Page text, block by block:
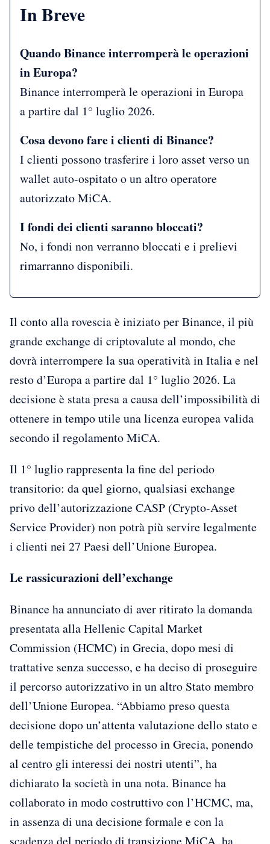
In Breve
Quando Binance interromperà le operazioni
in Europa?
Binance interromperà le operazioni in Europa
a partire dal 1° luglio 2026.
Cosa devono fare i clienti di Binance?
I clienti possono trasferire i loro asset verso un
wallet auto-ospitato o un altro operatore
autorizzato MiCA.
I fondi dei clienti saranno bloccati?
No, i fondi non verranno bloccati e i prelievi
rimarranno disponibili.
Il conto alla rovescia è iniziato per Binance, il più
grande exchange di criptovalute al mondo, che
dovrà interrompere la sua operatività in Italia e nel
resto d’Europa a partire dal 1° luglio 2026. La
decisione è stata presa a causa dell’impossibilità di
ottenere in tempo utile una licenza europea valida
secondo il regolamento MiCA.
Il 1° luglio rappresenta la fine del periodo
transitorio: da quel giorno, qualsiasi exchange
privo dell’autorizzazione CASP (Crypto-Asset
Service Provider) non potrà più servire legalmente
i clienti nei 27 Paesi dell’Unione Europea.
Le rassicurazioni dell’exchange
Binance ha annunciato di aver ritirato la domanda
presentata alla Hellenic Capital Market
Commission (HCMC) in Grecia, dopo mesi di
trattative senza successo, e ha deciso di proseguire
il percorso autorizzativo in un altro Stato membro
dell’Unione Europea. “Abbiamo preso questa
decisione dopo un’attenta valutazione dello stato e
delle tempistiche del processo in Grecia, ponendo
al centro gli interessi dei nostri utenti”, ha
dichiarato la società in una nota. Binance ha
collaborato in modo costruttivo con l’HCMC, ma,
in assenza di una decisione formale e con la
scadenza del periodo di transizione MiCA, ha